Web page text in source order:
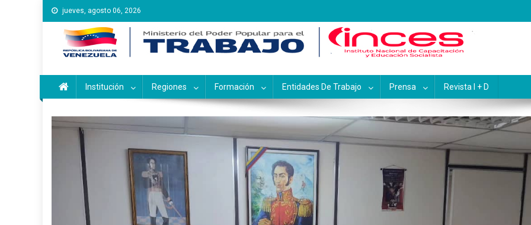
Saltar
al
contenido
jueves, agosto 06, 2026
Instituto Nacional de Capacitación y Educación
Inces
Institución Regiones Formación Entidades De Trabajo Prensa Revista I + D